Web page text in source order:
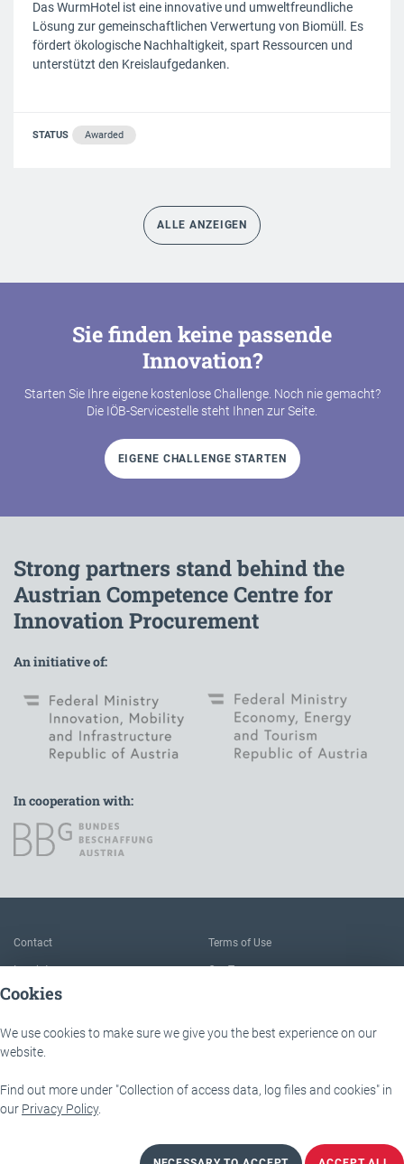
Das WurmHotel ist eine innovative und umweltfreundliche
Lösung zur gemeinschaftlichen Verwertung von Biomüll. Es
fördert ökologische Nachhaltigkeit, spart Ressourcen und
unterstützt den Kreislaufgedanken.
STATUS Awarded
ALLE ANZEIGEN
Sie finden keine passende
Innovation?
Starten Sie Ihre eigene kostenlose Challenge. Noch nie gemacht?
Die IÖB-Servicestelle steht Ihnen zur Seite.
EIGENE CHALLENGE STARTEN
Strong partners stand behind the
Austrian Competence Centre for
Innovation Procurement
An initiative of:
In cooperation with:
Cookies
We use cookies to make sure we give you the best experience on our
website.
Find out more under "Collection of access data, log files and cookies" in
our Privacy Policy.
Contact
Imprint
FAQ
Accessibility
Terms of Use
Our Team
IÖB - Servicestelle
Lassallestraße 9b